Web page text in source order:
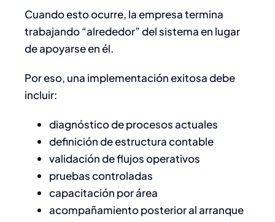
Cuando esto ocurre, la empresa termina
trabajando “alrededor” del sistema en lugar
de apoyarse en él.
Por eso, una implementación exitosa debe
incluir:
diagnóstico de procesos actuales
definición de estructura contable
validación de flujos operativos
pruebas controladas
capacitación por área
acompañamiento posterior al arranque